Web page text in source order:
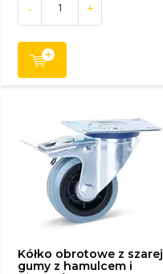
- +
Kółko obrotowe z szarej
gumy z hamulcem i